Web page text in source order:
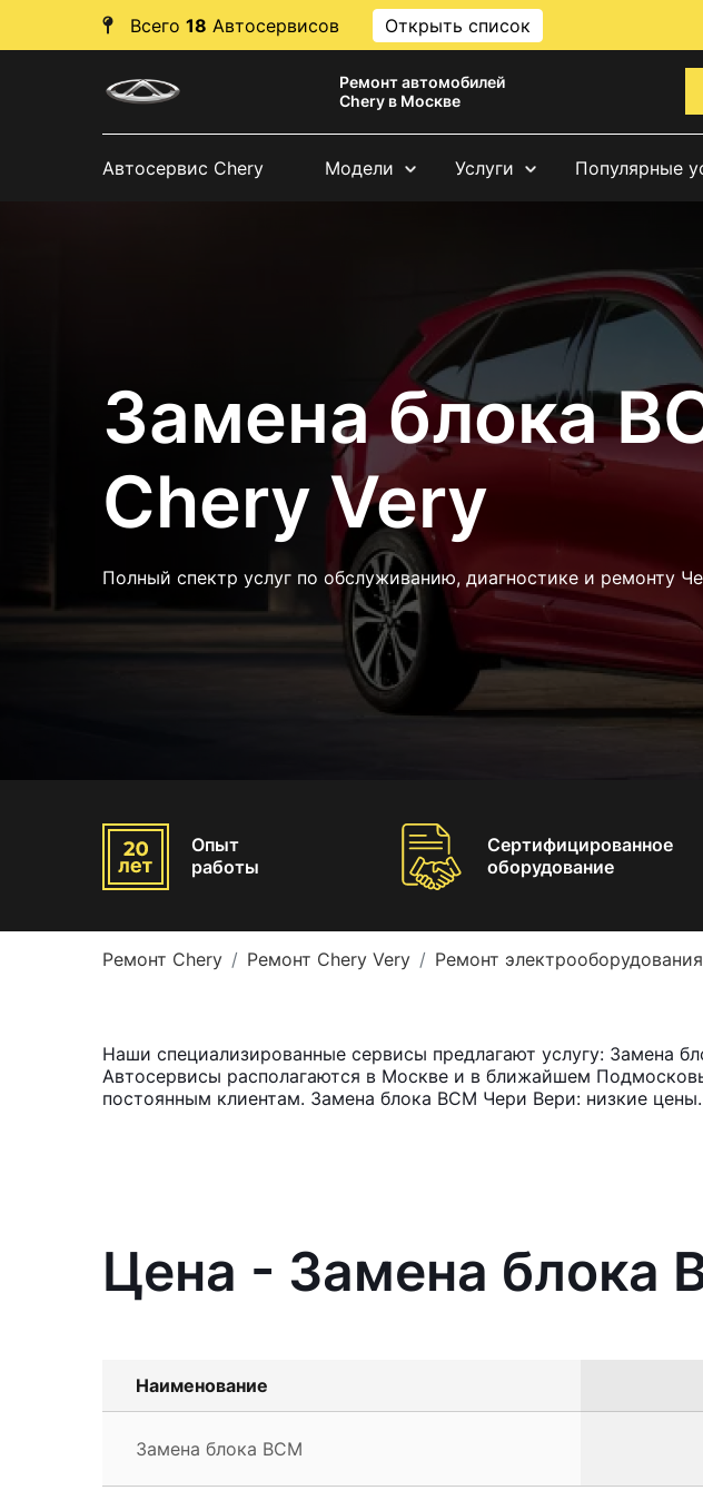
Всего 18 Автосервисов Открыть список
Ремонт автомобилей
Chery в Москве
Автосервис Chery Модели Услуги Популярные
Замена блока
Chery Very
Полный спектр услуг по обслуживанию, диагностике и ремонту
Опыт
работы
Сертифицированное
оборудование
Ремонт Chery Ремонт Chery Very Ремонт
Наши специализированные сервисы предлагают услугу: Замена
Автосервисы располагаются в Москве и в ближайшем
постоянным клиентам. Замена блока BCM Чери Вери: низкие цены.
Цена - Замена блока
Наименование
Замена блока BCM